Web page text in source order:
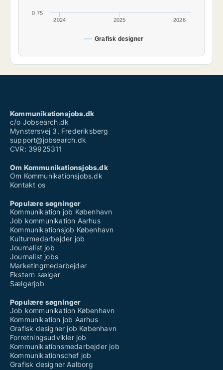
Grafisk designer
2024 2025 2026
0.75
Kommunikationsjobs.dk
c/o Jobsearch.dk
Mynstersvej 3, Frederiksberg
support@jobsearch.dk
CVR: 39925311
Om Kommunikationsjobs.dk
Om Kommunikationsjobs.dk
Kontakt os
Populære søgninger
Kommunikation job København
Job kommunikation Aarhus
Kommunikationsjob København
Kulturmedarbejder job
Journalist job
Journalist jobs
Marketingmedarbejder
Ekstern sælger
Sælgerjob
Populære søgninger
Job kommunikation København
Kommunikation job Aarhus
Grafisk designer job København
Forretningsudvikler job
Kommunikationsmedarbejder job
Kommunikationschef job
Grafisk designer Aalborg